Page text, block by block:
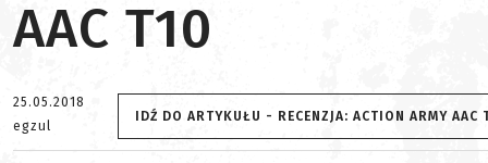
AAC T10
25.05.2018
egzul
IDŹ DO ARTYKUŁU - RECENZJA: ACTION ARMY AAC